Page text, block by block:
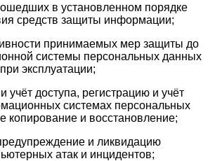
в установленном порядке
средств защиты информации;
принимаемых мер защиты до
системы персональных данных
эксплуатации;
учёт доступа, регистрацию и учёт
системах персональных
копирование и восстановление;
и ликвидацию
атак и инцидентов;